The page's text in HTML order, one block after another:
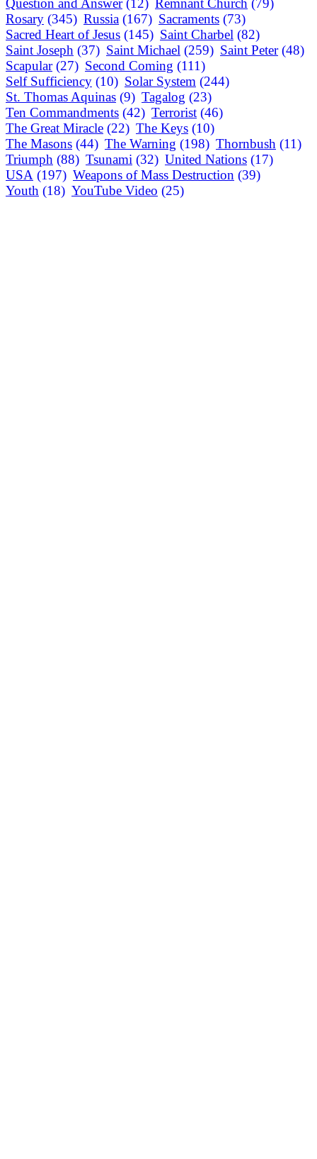
Question and Answer (12) Remnant Church (79)
Rosary (345) Russia (167) Sacraments (73)
Sacred Heart of Jesus (145) Saint Charbel (82)
Saint Joseph (37) Saint Michael (259) Saint Peter (48)
Scapular (27) Second Coming (111)
Self Sufficiency (10) Solar System (244)
St. Thomas Aquinas (9) Tagalog (23)
Ten Commandments (42) Terrorist (46)
The Great Miracle (22) The Keys (10)
The Masons (44) The Warning (198) Thornbush (11)
Triumph (88) Tsunami (32) United Nations (17)
USA (197) Weapons of Mass Destruction (39)
Youth (18) YouTube Video (25)